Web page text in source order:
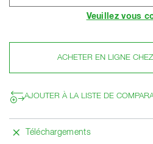
Veuillez vous
ACHETER EN LIGNE
AJOUTER À LA LISTE DE
Téléchargements